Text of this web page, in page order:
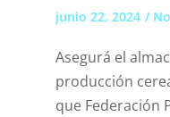
junio 22, 2024
Asegurá el
producción
que Federación